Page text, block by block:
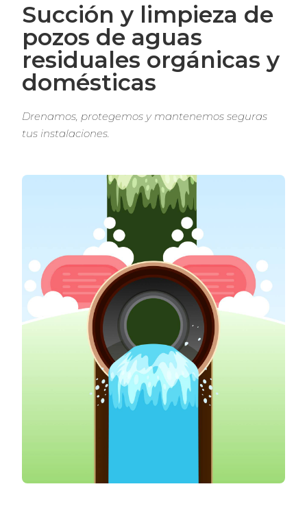
Succión y limpieza de
pozos de aguas
residuales orgánicas y
domésticas
Drenamos, protegemos y mantenemos seguras
tus instalaciones.